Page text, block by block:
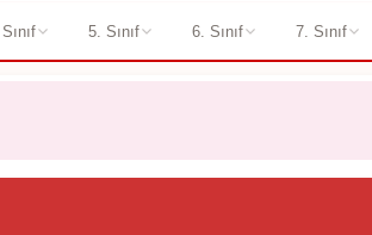
5. Sınıf 6. Sınıf 7. Sınıf